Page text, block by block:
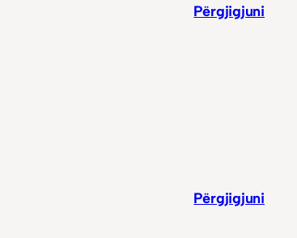
Përgjigjuni
Përgjigjuni